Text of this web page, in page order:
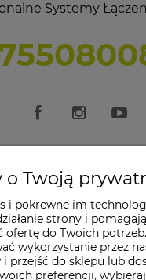
Systemy
i dostawa
o Twoją
i pokrewne im
strony i
ofertę do Twoich
wykorzystanie przez
przejść do sklepu lub
preferencji,